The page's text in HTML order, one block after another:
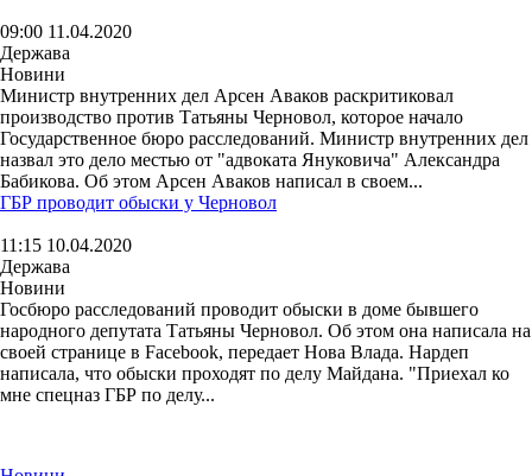
09:00 11.04.2020
Держава
Новини
Министр внутренних дел Арсен Аваков раскритиковал
производство против Татьяны Черновол, которое начало
Государственное бюро расследований. Министр внутренних дел
назвал это дело местью от "адвоката Януковича" Александра
Бабикова. Об этом Арсен Аваков написал в своем...
ГБР проводит обыски у Черновол
11:15 10.04.2020
Держава
Новини
Госбюро расследований проводит обыски в доме бывшего
народного депутата Татьяны Черновол. Об этом она написала на
своей странице в Facebook, передает Нова Влада. Нардеп
написала, что обыски проходят по делу Майдана. "Приехал ко
мне спецназ ГБР по делу...